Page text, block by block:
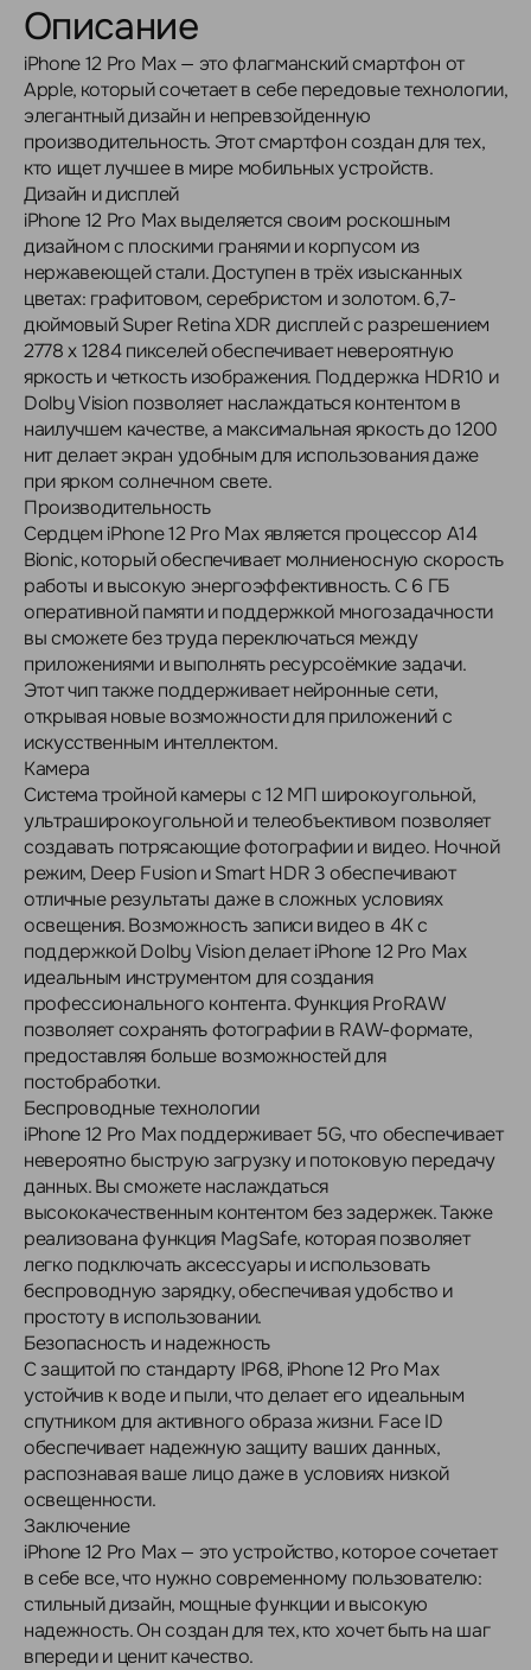
Описание
iPhone 12 Pro Max — это флагманский смартфон от
Apple, который сочетает в себе передовые технологии,
элегантный дизайн и непревзойденную
производительность. Этот смартфон создан для тех,
кто ищет лучшее в мире мобильных устройств.
Дизайн и дисплей
iPhone 12 Pro Max выделяется своим роскошным
дизайном с плоскими гранями и корпусом из
нержавеющей стали. Доступен в трёх изысканных
цветах: графитовом, серебристом и золотом. 6,7-
дюймовый Super Retina XDR дисплей с разрешением
2778 x 1284 пикселей обеспечивает невероятную
яркость и четкость изображения. Поддержка HDR10 и
Dolby Vision позволяет наслаждаться контентом в
наилучшем качестве, а максимальная яркость до 1200
нит делает экран удобным для использования даже
при ярком солнечном свете.
Производительность
Сердцем iPhone 12 Pro Max является процессор A14
Bionic, который обеспечивает молниеносную скорость
работы и высокую энергоэффективность. С 6 ГБ
оперативной памяти и поддержкой многозадачности
вы сможете без труда переключаться между
приложениями и выполнять ресурсоёмкие задачи.
Этот чип также поддерживает нейронные сети,
открывая новые возможности для приложений с
искусственным интеллектом.
Камера
Система тройной камеры с 12 МП широкоугольной,
ультраширокоугольной и телеобъективом позволяет
создавать потрясающие фотографии и видео. Ночной
режим, Deep Fusion и Smart HDR 3 обеспечивают
отличные результаты даже в сложных условиях
освещения. Возможность записи видео в 4K с
поддержкой Dolby Vision делает iPhone 12 Pro Max
идеальным инструментом для создания
профессионального контента. Функция ProRAW
позволяет сохранять фотографии в RAW-формате,
предоставляя больше возможностей для
постобработки.
Беспроводные технологии
iPhone 12 Pro Max поддерживает 5G, что обеспечивает
невероятно быструю загрузку и потоковую передачу
данных. Вы сможете наслаждаться
высококачественным контентом без задержек. Также
реализована функция MagSafe, которая позволяет
легко подключать аксессуары и использовать
беспроводную зарядку, обеспечивая удобство и
простоту в использовании.
Безопасность и надежность
С защитой по стандарту IP68, iPhone 12 Pro Max
устойчив к воде и пыли, что делает его идеальным
спутником для активного образа жизни. Face ID
обеспечивает надежную защиту ваших данных,
распознавая ваше лицо даже в условиях низкой
освещенности.
Заключение
iPhone 12 Pro Max — это устройство, которое сочетает
в себе все, что нужно современному пользователю:
стильный дизайн, мощные функции и высокую
надежность. Он создан для тех, кто хочет быть на шаг
впереди и ценит качество.